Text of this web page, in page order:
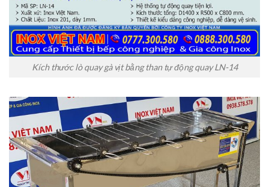
Kích thước lò quay gà vịt bằng than tự động quay LN-14